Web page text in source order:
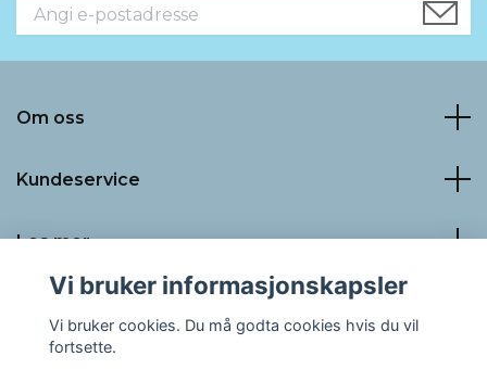
Om oss
Kundeservice
Les mer
Vi bruker informasjonskapsler
Vi bruker cookies. Du må godta cookies hvis du vil
fortsette.